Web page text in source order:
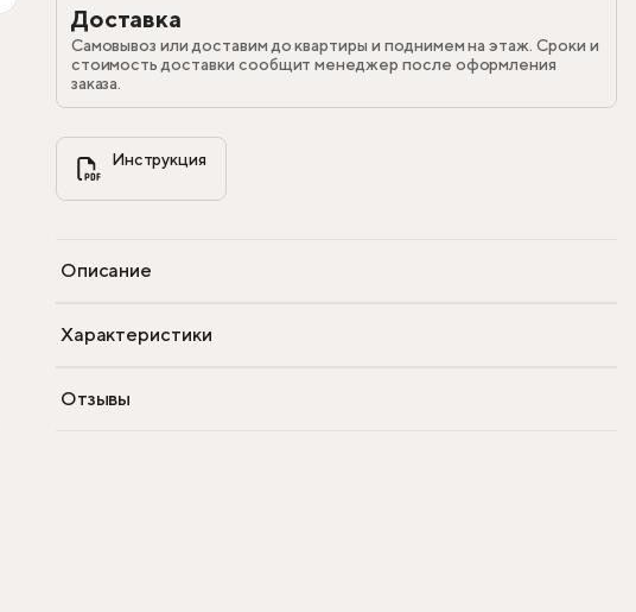
Доставка
Самовывоз или доставим до квартиры и поднимем на этаж. Сроки и
стоимость доставки сообщит менеджер после оформления
заказа.
Инструкция
Описание
Характеристики
Отзывы